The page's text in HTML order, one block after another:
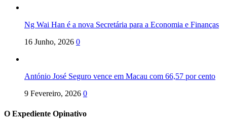
Ng Wai Han é a nova Secretária para a Economia e Finanças
16 Junho, 2026 0
António José Seguro vence em Macau com 66,57 por cento
9 Fevereiro, 2026 0
O Expediente Opinativo